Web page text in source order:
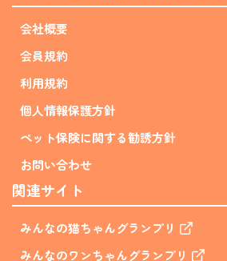
会社概要
会員規約
利用規約
個人情報保護方針
ペット保険に関する勧誘方針
お問い合わせ
関連サイト
みんなの猫ちゃんグランプリ
みんなのワンちゃんグランプリ